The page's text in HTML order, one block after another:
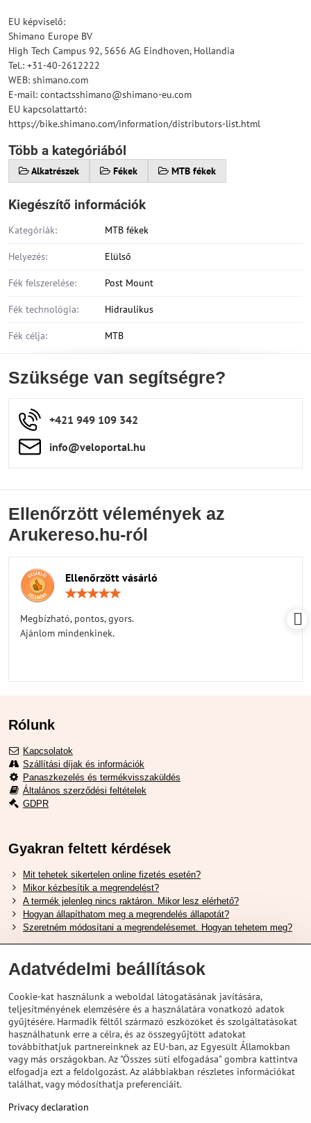
EU képviselő:
Shimano Europe BV
High Tech Campus 92, 5656 AG Eindhoven, Hollandia
Tel.: +31-40-2612222
WEB: shimano.com
E-mail: contactsshimano@shimano-eu.com
EU kapcsolattartó:
https://bike.shimano.com/information/distributors-list.html
Több a kategóriából
Alkatrészek Fékek MTB fékek
Kiegészítő információk
Kategóriák: MTB fékek
Helyezés: Elülső
Fék felszerelése: Post Mount
Fék technológia: Hidraulikus
Fék célja: MTB
Szüksége van segítségre?
+421 949 109 342
info​​@veloportal​.hu
Ellenőrzött vélemények az
Arukereso.hu-ról
Ellenőrzött vásárló
Megbízható, pontos, gyors.
Ajánlom mindenkinek.
Rólunk
Kapcsolatok
Szállítási díjak és információk
Panaszkezelés és termékvisszaküldés
Általános szerződési feltételek
GDPR
Gyakran feltett kérdések
Mit tehetek sikertelen online fizetés esetén?
Mikor kézbesítik a megrendelést?
A termék jelenleg nincs raktáron. Mikor lesz elérhető?
Hogyan állapíthatom meg a megrendelés állapotát?
Szeretném módosítani a megrendelésemet. Hogyan tehetem meg?
Hasznos Linkek
Hogyan válasszuk ki a megfelelő felfüggesztési villát ?
Hogyan válasszuk ki a megfelelő méretű sisakot?
Shimano E-Bike Akkumulátor Útmutató
Schwalbe Tubeless Gumik Felfedezése
Adatvédelmi beállítások
Cookie-kat használunk a weboldal látogatásának javítására,
teljesítményének elemzésére és a használatára vonatkozó adatok
gyűjtésére. Harmadik féltől származó eszközöket és szolgáltatásokat
használhatunk erre a célra, és az összegyűjtött adatokat
továbbíthatjuk partnereinknek az EU-ban, az Egyesült Államokban
vagy más országokban. Az "Összes süti elfogadása" gombra kattintva
elfogadja ezt a feldolgozást. Az alábbiakban részletes információkat
találhat, vagy módosíthatja preferenciáit.
Privacy declaration